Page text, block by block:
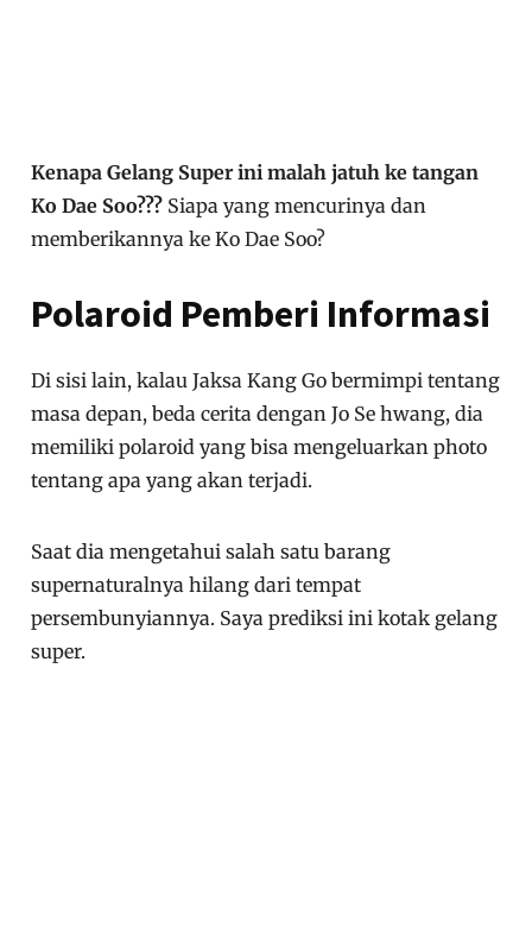
Kenapa Gelang Super ini malah jatuh ke tangan
Ko Dae Soo??? Siapa yang mencurinya dan
memberikannya ke Ko Dae Soo?
Polaroid Pemberi Informasi
Di sisi lain, kalau Jaksa Kang Go bermimpi tentang
masa depan, beda cerita dengan Jo Se hwang, dia
memiliki polaroid yang bisa mengeluarkan photo
tentang apa yang akan terjadi.
Saat dia mengetahui salah satu barang
supernaturalnya hilang dari tempat
persembunyiannya. Saya prediksi ini kotak gelang
super.